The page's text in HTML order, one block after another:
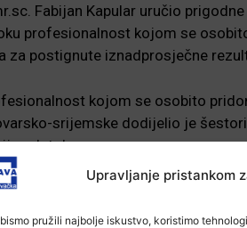
Upravljanje pristankom
pružili najbolje iskustvo, koristimo
Fabijan Kapular uručio
profesionalnost kojom se
postignute iznadprosječne
kojom se osobito
srijemske dodijelio je
– Istok.
posthumno zahvalnicu
napustio prije mjesec dana.